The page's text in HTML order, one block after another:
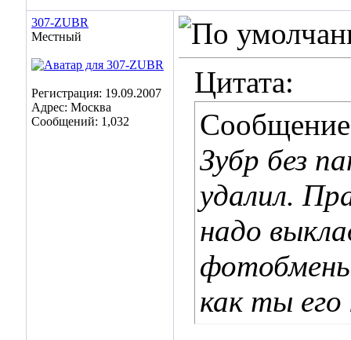
307-ZUBR
Местный
Регистрация: 19.09.2007
Адрес: Москва
Сообщений: 1,032
Цитата:
Зубр без
удалил.
надо
как ты